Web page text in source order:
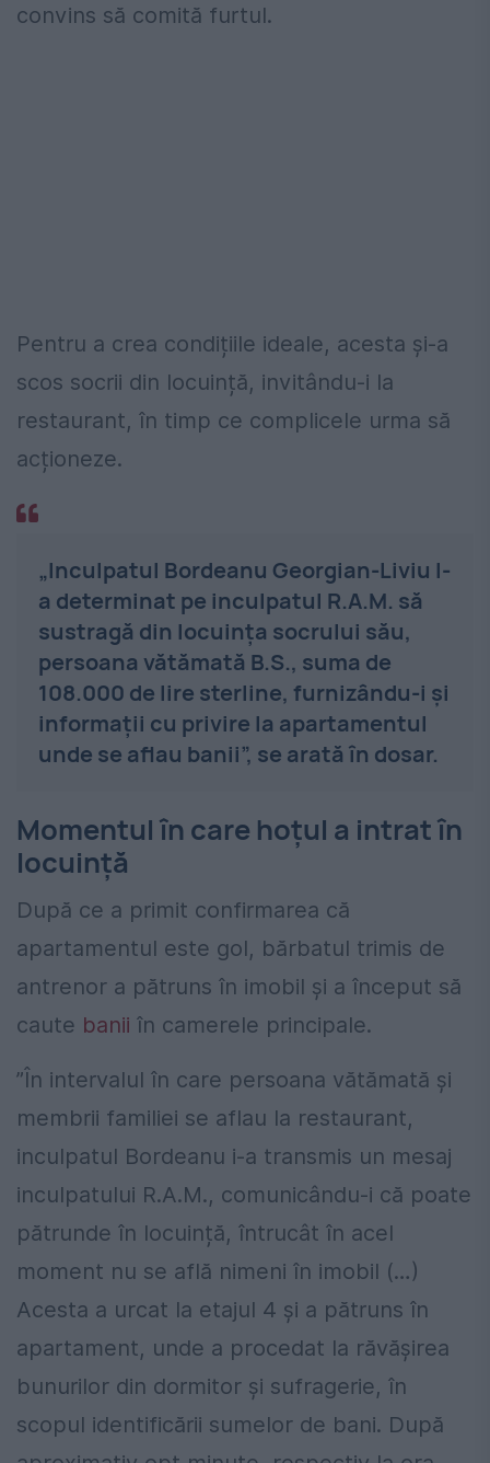
convins să comită furtul.
Pentru a crea condițiile ideale, acesta și-a
scos socrii din locuință, invitându-i la
restaurant, în timp ce complicele urma să
acționeze.
„Inculpatul Bordeanu Georgian-Liviu l-
a determinat pe inculpatul R.A.M. să
sustragă din locuința socrului său,
persoana vătămată B.S., suma de
108.000 de lire sterline, furnizându-i și
informații cu privire la apartamentul
unde se aflau banii”, se arată în dosar.
Momentul în care hoțul a intrat în
locuință
După ce a primit confirmarea că
apartamentul este gol, bărbatul trimis de
antrenor a pătruns în imobil și a început să
caute banii în camerele principale.
”În intervalul în care persoana vătămată și
membrii familiei se aflau la restaurant,
inculpatul Bordeanu i-a transmis un mesaj
inculpatului R.A.M., comunicându-i că poate
pătrunde în locuință, întrucât în acel
moment nu se află nimeni în imobil (…)
Acesta a urcat la etajul 4 și a pătruns în
apartament, unde a procedat la răvășirea
bunurilor din dormitor și sufragerie, în
scopul identificării sumelor de bani. După